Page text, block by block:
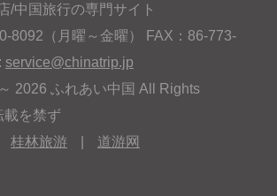
/中国旅行の専門サイト
8092（月曜～金曜） FAX：86-773-
service@chinatrip.jp
2026 ふれあい中国 All Rights
載を禁ず
桂林旅游 道游网